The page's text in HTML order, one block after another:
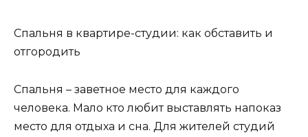
Спальня в квартире-студии: как обставить и
отгородить
Спальня – заветное место для каждого
человека. Мало кто любит выставлять напоказ
место для отдыха и сна. Для жителей студий